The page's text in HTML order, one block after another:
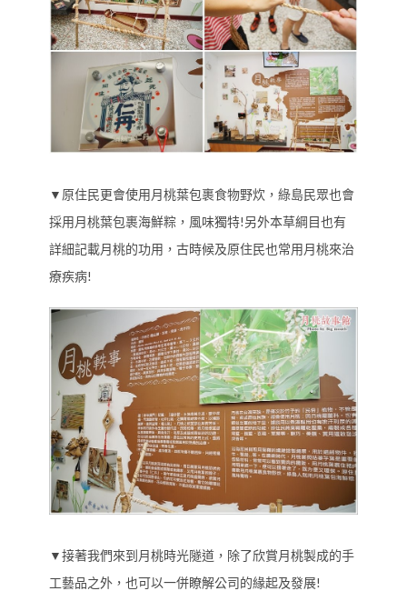
▼原住民更會使用月桃葉包裹食物野炊，綠島民眾也會
採用月桃葉包裹海鮮粽，風味獨特!另外本草綱目也有
詳細記載月桃的功用，古時候及原住民也常用月桃來治
療疾病!
▼接著我們來到月桃時光隧道，除了欣賞月桃製成的手
工藝品之外，也可以一併瞭解公司的緣起及發展!